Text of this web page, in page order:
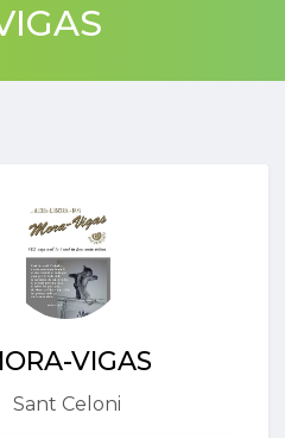
VIGAS
Sant Celoni